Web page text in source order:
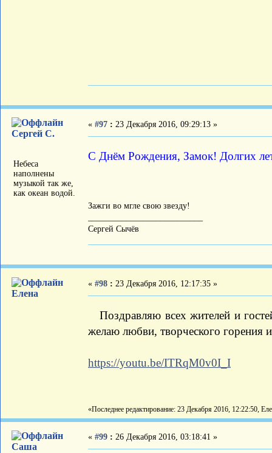
Сергей С.
Небеса
наполнены
музыкой так же,
как океан водой.
« #97 : 23 Декабря 2016, 09:29:13 »
С Днём Рождения, Замок! Долгих
Зажги во мгле свою звезду!
Сергей Сычёв
Елена
« #98 : 23 Декабря 2016, 12:17:35 »
Поздравляю всех жителей и
желаю любви, творческого горения
https://youtu.be/ITRqM0v0I_I
«Последнее редактирование: 23 Декабря 2016, 12:22:50,
Саша
« #99 : 26 Декабря 2016, 03:18:41 »